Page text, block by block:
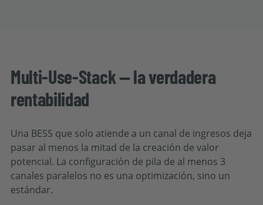
Multi-Use-Stack — la verdadera
rentabilidad
Una BESS que solo atiende a un canal de ingresos deja
pasar al menos la mitad de la creación de valor
potencial. La configuración de pila de al menos 3
canales paralelos no es una optimización, sino un
estándar.